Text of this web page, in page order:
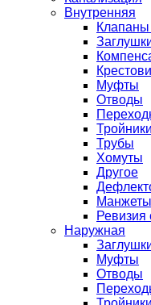
Внутренняя
Муфты
Отводы
Тройники
Трубы
Хомуты
Другое
Манжеты
Ревизия
Наружная
Муфты
Отводы